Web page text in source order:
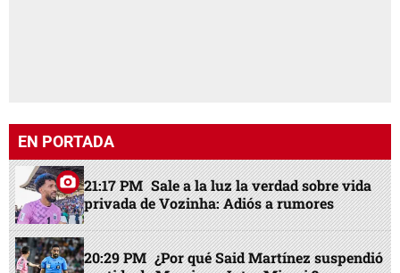
EN PORTADA
21:17 PM Sale a la luz la verdad sobre vida
privada de Vozinha: Adiós a rumores
20:29 PM ¿Por qué Said Martínez suspendió